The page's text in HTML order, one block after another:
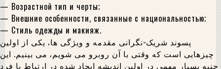
— Возрастной тип и черты;
— Внешние особенности, связанные с национальностью;
— Стиль одежды и макияж.
پسوند شریک-نگرانی مقدمه و ویژگی ها، یکی از اولین
چیزهایی است که وقتی با آن روبرو می شویم، می بینیم. این
جنبه بسیار مهمی در اولین اندیشه ایجاد شده در ارتباط با فرد